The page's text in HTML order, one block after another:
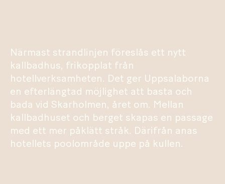
Närmast strandlinjen föreslås ett nytt
kallbadhus, frikopplat från
hotellverksamheten. Det ger Uppsalaborna
en efterlängtad möjlighet att basta och
bada vid Skarholmen, året om. Mellan
kallbadhuset och berget skapas en passage
med ett mer påklätt stråk. Därifrån anas
hotellets poolområde uppe på kullen.